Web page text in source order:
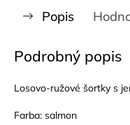
Popis
Podrobný popis
Losovo-ružové šortky s
Farba: salmon